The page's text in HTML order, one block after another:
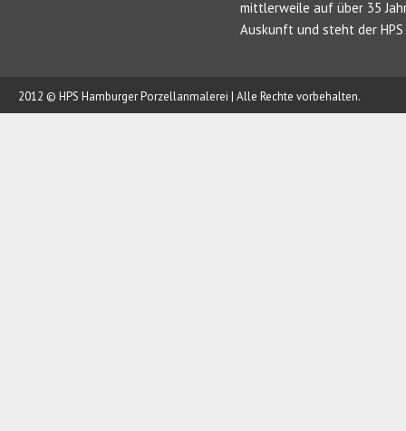
mittlerweile auf über 35
Auskunft und steht der
2012 © HPS Hamburger Porzellanmalerei | Alle Rechte vorbehalten.